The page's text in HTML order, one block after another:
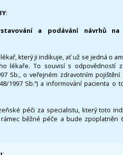
:
a podávání návrhů na
který ji indikuje, ať už se jedná o
lékaře. To souvisí s odpovědností
Sb., o veřejném zdravotním
1997 Sb.“) a informování pacienta o
péči za specialistu, který toto
běžné péče a bude zpoplatněn